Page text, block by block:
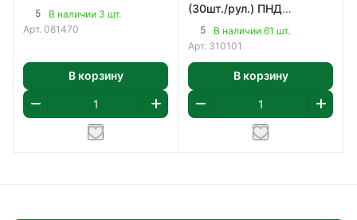
5
В наличии 3 шт.
Арт. 081470
В корзину
(30шт./рул.) ПНД
(черные)
5
В наличии 61 шт.
Арт. 310101
В корзину